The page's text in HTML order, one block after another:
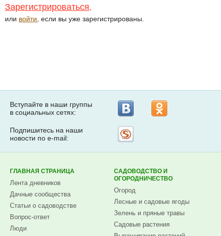
Зарегистрироваться,
или войти , если вы уже зарегистрированы.
Вступайте в наши группы
в социальных сетях:
Подпишитесь на наши
новости по e-mail:
ГЛАВНАЯ СТРАНИЦА
Лента дневников
Дачные сообщества
Статьи о садоводстве
Вопрос-ответ
Люди
САДОВОДСТВО И
ОГОРОДНИЧЕСТВО
Огород
Лесные и садовые ягоды
Зелень и пряные травы
Садовые растения